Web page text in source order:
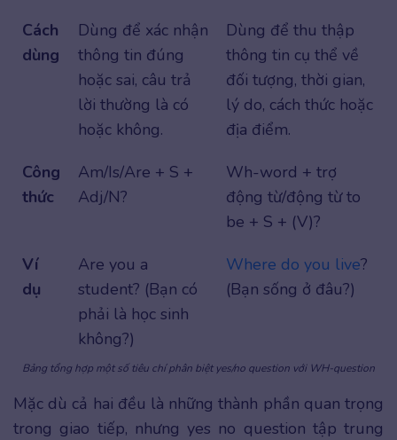
Cách
dùng
Dùng để xác nhận
thông tin đúng
hoặc sai, câu trả
lời thường là có
hoặc không.
Dùng để thu thập
thông tin cụ thể về
đối tượng, thời gian,
lý do, cách thức hoặc
địa điểm.
Công
thức
Am/Is/Are + S +
Adj/N?
Wh-word + trợ
động từ/động từ to
be + S + (V)?
Ví
dụ
Are you a
student? (Bạn có
phải là học sinh
không?)
Where do you live?
(Bạn sống ở đâu?)
Bảng tổng hợp một số tiêu chí phân biệt yes/no question với WH-question
Mặc dù cả hai đều là những thành phần quan trọng
trong giao tiếp, nhưng yes no question tập trung